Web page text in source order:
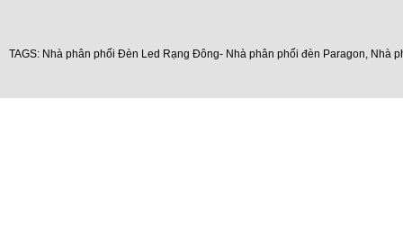
TAGS: Nhà phân phối Đèn Led Rạng Đông- Nhà phân phối đèn Paragon, Nhà